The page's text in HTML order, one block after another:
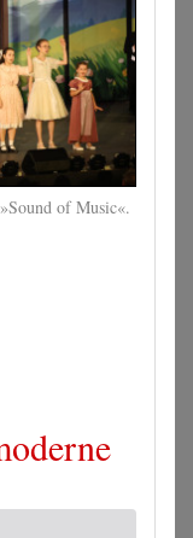
of Music«.